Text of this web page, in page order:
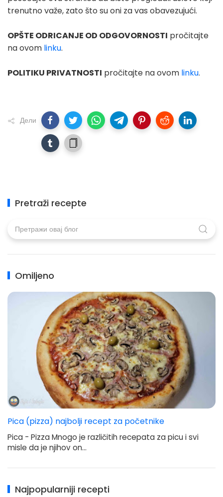
trenutno važe, zato što su oni za vas obavezujući.
OPŠTE ODRICANJE OD ODGOVORNOSTI pročitajte
na ovom linku.
POLITIKU PRIVATNOSTI pročitajte na ovom linku.
Дели
Pretraži recepte
Omiljeno
Pica (pizza) najbolji recept za početnike
Pica - Pizza Mnogo je različitih recepata za picu i svi
misle da je njihov on…
Najpopularniji recepti